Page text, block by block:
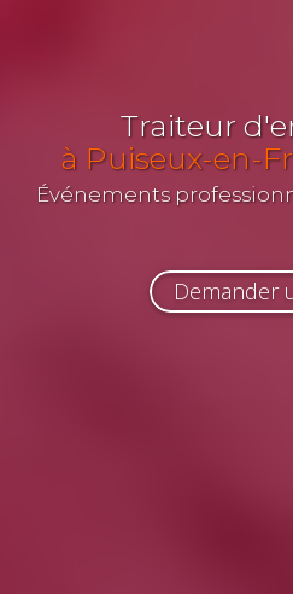
Traiteur
à Puiseux-en-
Événements
Demander